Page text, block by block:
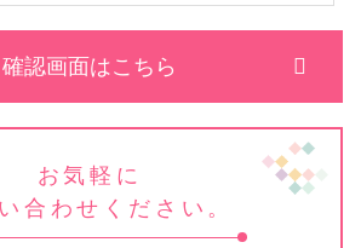
確認画面はこちら
お気軽に
合わせください。